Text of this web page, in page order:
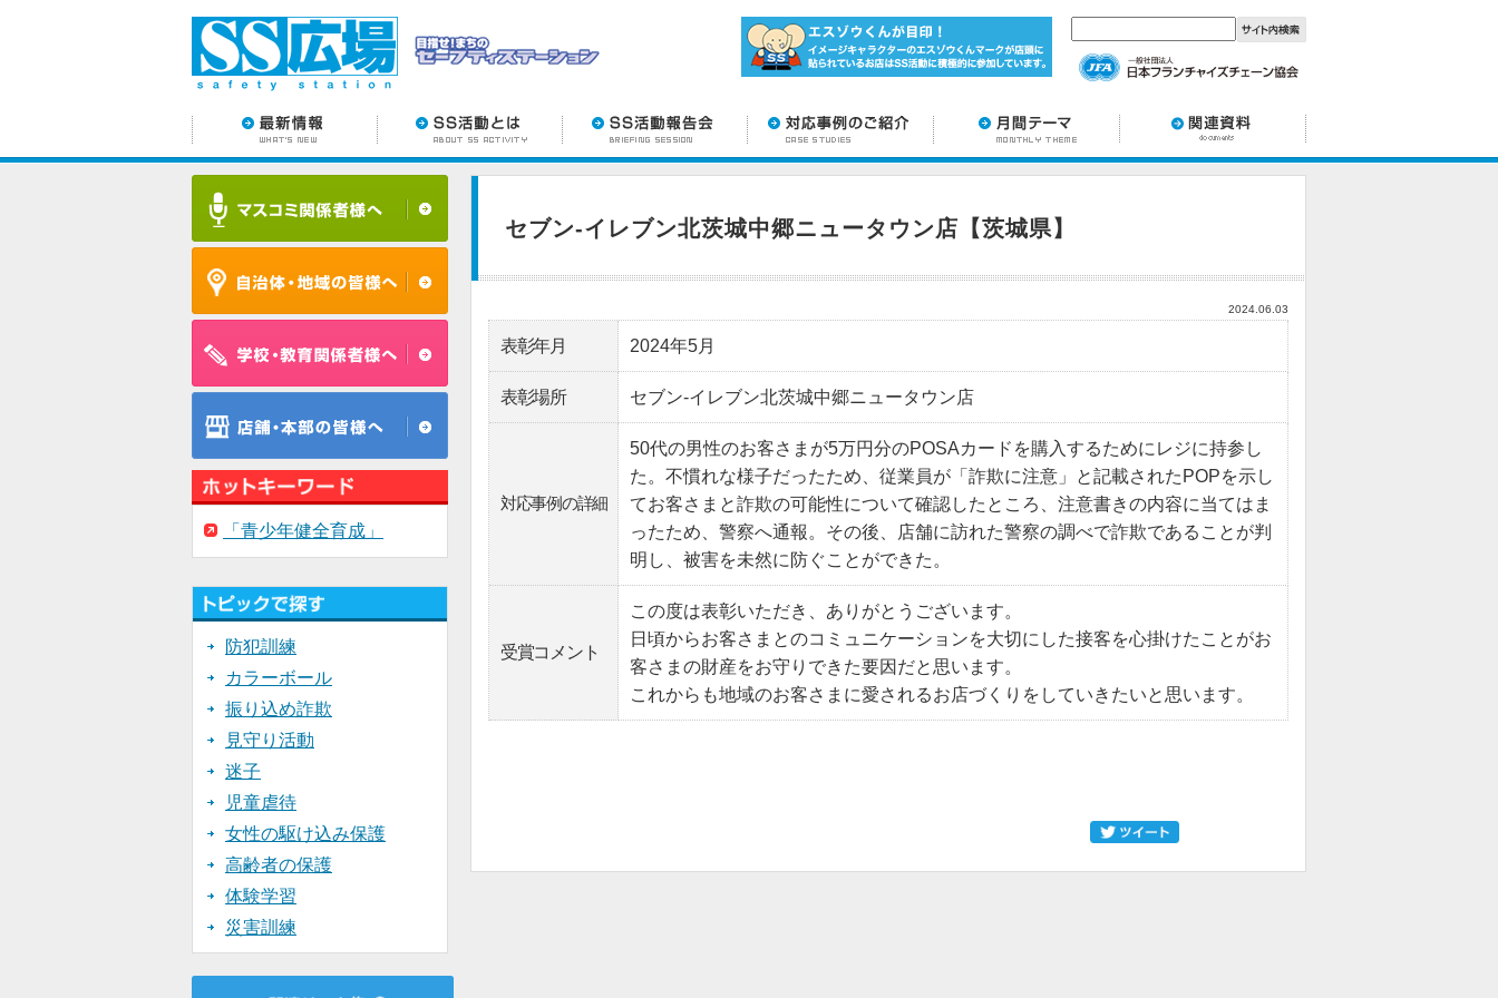
「青少年健全育成」
防犯訓練
カラーボール
振り込め詐欺
見守り活動
迷子
児童虐待
女性の駆け込み保護
高齢者の保護
体験学習
災害訓練
セブン‐イレブン北茨城中郷ニュータウン店【茨城県】
2024.06.03
表彰年月 2024年5月
表彰場所 セブン‐イレブン北茨城中郷ニュータウン店
対応事例の詳細
50代の男性のお客さまが5万円分のPOSAカードを購入するためにレジに持参し
た。不慣れな様子だったため、従業員が「詐欺に注意」と記載されたPOPを示し
てお客さまと詐欺の可能性について確認したところ、注意書きの内容に当てはま
ったため、警察へ通報。その後、店舗に訪れた警察の調べで詐欺であることが判
明し、被害を未然に防ぐことができた。
受賞コメント
この度は表彰いただき、ありがとうございます。
日頃からお客さまとのコミュニケーションを大切にした接客を心掛けたことがお
客さまの財産をお守りできた要因だと思います。
これからも地域のお客さまに愛されるお店づくりをしていきたいと思います。